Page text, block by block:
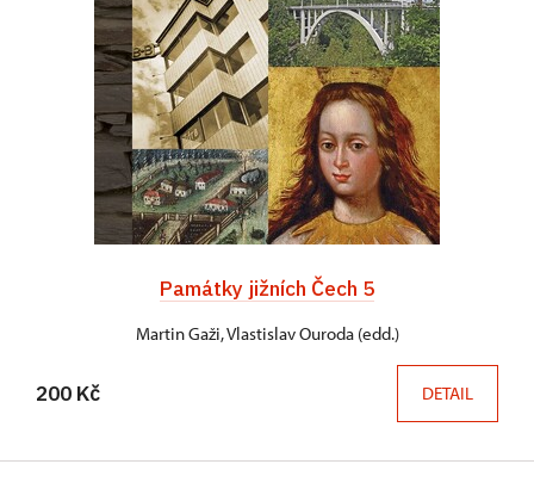
Památky jižních Čech 5
Martin Gaži, Vlastislav Ouroda (edd.)
200 Kč DETAIL